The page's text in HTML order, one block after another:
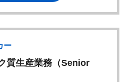
ー
質生産業務（Senior